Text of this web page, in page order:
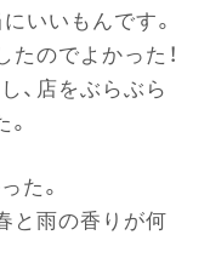
いいもんです。
たのでよかった！
、店をぶらぶら
た。
と雨の香りが何